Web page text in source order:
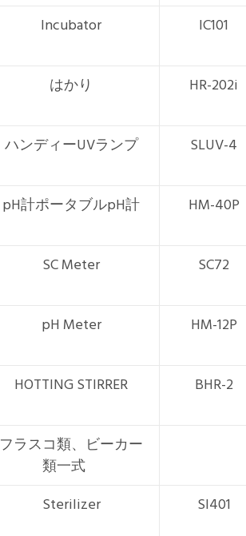
Incubator IC101
はかり HR-202i
ハンディーUVランプ SLUV-4
pH計ポータブルpH計 HM-40P
SC Meter SC72
pH Meter HM-12P
HOTTING STIRRER BHR-2
フラスコ類、ビーカー
類一式
Sterilizer SI401